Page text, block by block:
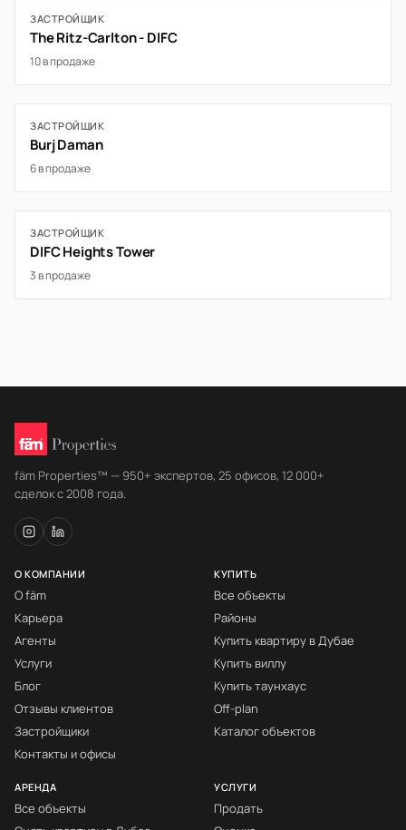
ЗАСТРОЙЩИК
The Ritz-Carlton - DIFC
10 в продаже
ЗАСТРОЙЩИК
Burj Daman
6 в продаже
ЗАСТРОЙЩИК
DIFC Heights Tower
3 в продаже
fäm Properties™ — 950+ экспертов, 25 офисов, 12 000+
сделок с 2008 года.
О КОМПАНИИ
О fäm
Карьера
Агенты
Услуги
Блог
Отзывы клиентов
Застройщики
Контакты и офисы
КУПИТЬ
Все объекты
Районы
Купить квартиру в Дубае
Купить виллу
Купить таунхаус
Off-plan
Каталог объектов
АРЕНДА
Все объекты
УСЛУГИ
Продать